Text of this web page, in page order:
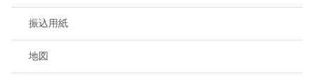
振込用紙
地図